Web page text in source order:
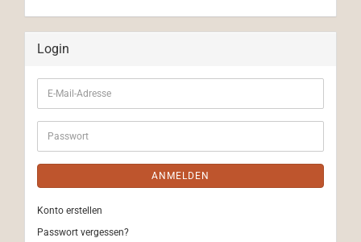
Login
E-
Mail-
Adresse
Passwort
ANMELDEN
Konto erstellen
Passwort vergessen?